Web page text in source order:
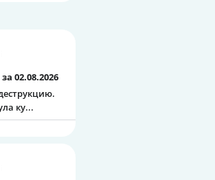
02.08.2026
ку...